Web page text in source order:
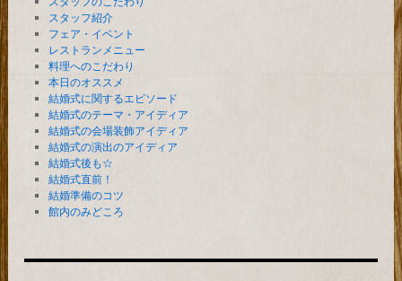
スタッフ紹介
フェア・イベント
レストランメニュー
料理へのこだわり
本日のオススメ
結婚式に関するエピソード
結婚式のテーマ・アイディア
結婚式の会場装飾アイディア
結婚式の演出のアイディア
結婚式後も☆
結婚式直前！
結婚準備のコツ
館内のみどころ